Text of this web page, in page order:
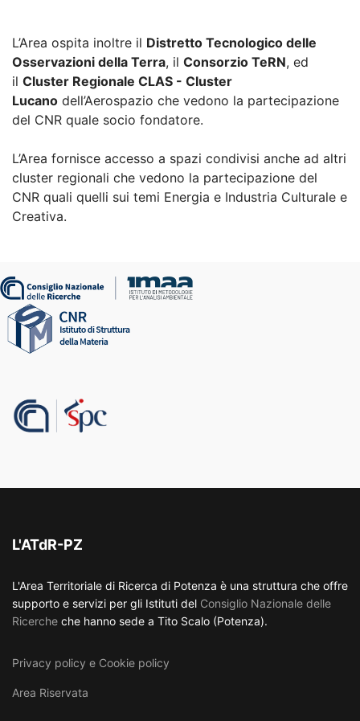
L’Area ospita inoltre il Distretto Tecnologico delle
Osservazioni della Terra, il Consorzio TeRN, ed
il Cluster Regionale CLAS - Cluster
Lucano dell’Aerospazio che vedono la partecipazione
del CNR quale socio fondatore.
L’Area fornisce accesso a spazi condivisi anche ad altri
cluster regionali che vedono la partecipazione del
CNR quali quelli sui temi Energia e Industria Culturale e
Creativa.
L'ATdR-PZ
L'Area Territoriale di Ricerca di Potenza è una struttura che offre
supporto e servizi per gli Istituti del Consiglio Nazionale delle
Ricerche che hanno sede a Tito Scalo (Potenza).
Privacy policy e Cookie policy
Area Riservata